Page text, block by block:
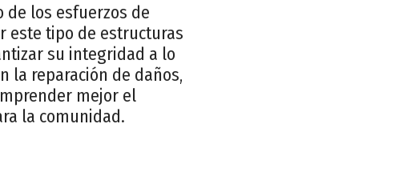
de los esfuerzos de
este tipo de estructuras
su integridad a lo
la reparación de daños,
mejor el
la comunidad.